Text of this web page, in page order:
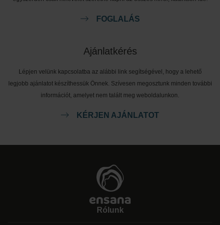
FOGLALÁS
Ajánlatkérés
Lépjen velünk kapcsolatba az alábbi link segítségével, hogy a lehető
legjobb ajánlatot készíthessük Önnek. Szívesen megosztunk minden további
információt, amelyet nem talált meg weboldalunkon.
KÉRJEN AJÁNLATOT
Rólunk